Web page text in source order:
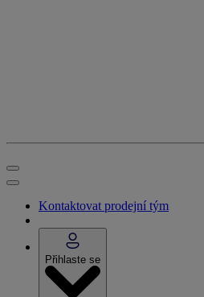
Kontaktovat prodejní tým
Přihlaste se